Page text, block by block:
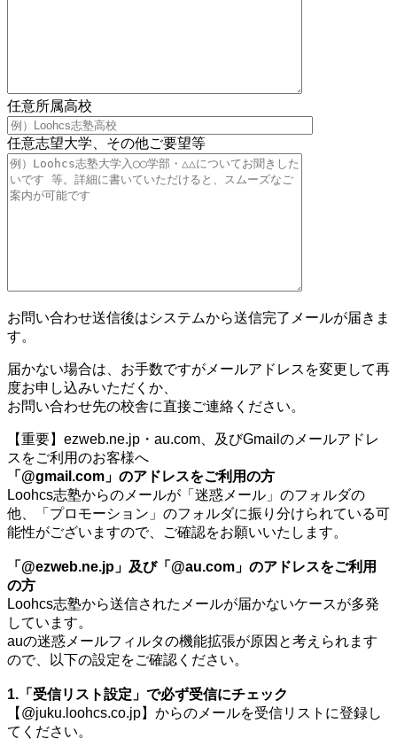
任意所属高校
任意志望大学、その他ご要望等
お問い合わせ送信後はシステムから送信完了メールが届きま
す。
届かない場合は、お手数ですがメールアドレスを変更して再
度お申し込みいただくか、
お問い合わせ先の校舎に直接ご連絡ください。
【重要】ezweb.ne.jp・au.com、及びGmailのメールアドレ
スをご利用のお客様へ
「@gmail.com」のアドレスをご利用の方
Loohcs志塾からのメールが「迷惑メール」のフォルダの
他、「プロモーション」のフォルダに振り分けられている可
能性がございますので、ご確認をお願いいたします。
「@ezweb.ne.jp」及び「@au.com」のアドレスをご利用
の方
Loohcs志塾から送信されたメールが届かないケースが多発
しています。
auの迷惑メールフィルタの機能拡張が原因と考えられます
ので、以下の設定をご確認ください。
1.「受信リスト設定」で必ず受信にチェック
【@juku.loohcs.co.jp】からのメールを受信リストに登録し
てください。